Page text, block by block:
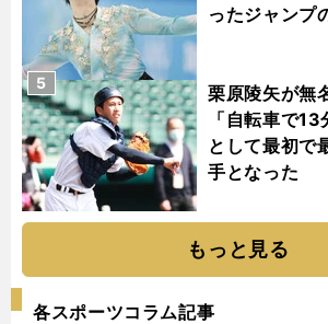
ったジャンプ
栗原陵矢が無
「自転車で
として最初で
手となった
5
もっと見る
各スポーツコラム記事